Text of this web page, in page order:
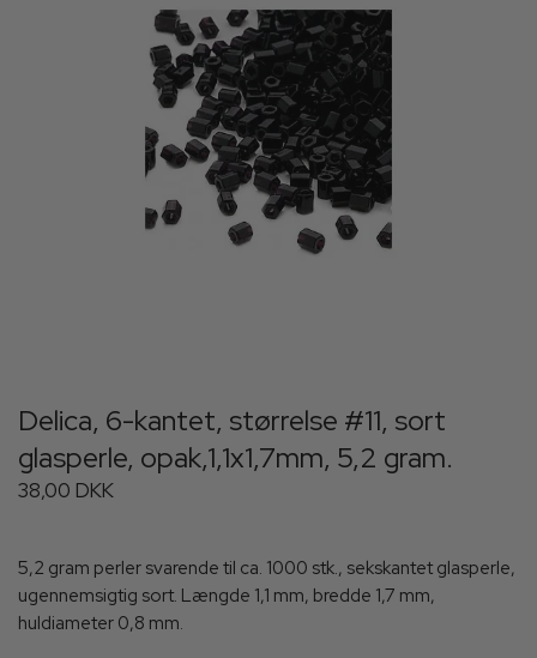
Delica, 6-kantet, størrelse #11, sort
glasperle, opak,1,1x1,7mm, 5,2 gram.
38,00 DKK
5,2 gram perler svarende til ca. 1000 stk., sekskantet glasperle,
ugennemsigtig sort. Længde 1,1 mm, bredde 1,7 mm,
huldiameter 0,8 mm.